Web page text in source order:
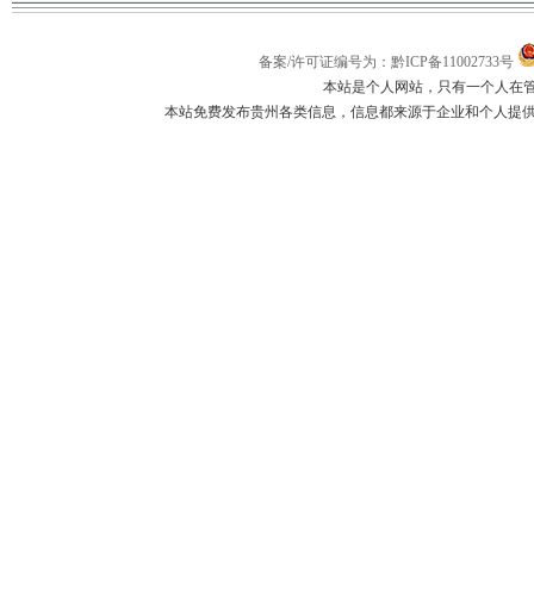
备案/许可证编号为：黔ICP备11002733号
本站是个人网站，只有一个人在
本站免费发布贵州各类信息，信息都来源于企业和个人提